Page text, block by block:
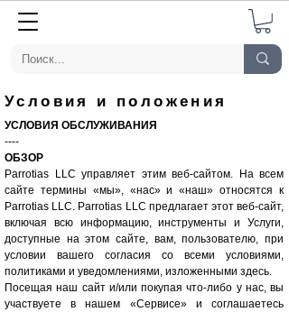
Условия и положения
УСЛОВИЯ ОБСЛУЖИВАНИЯ
----
ОБЗОР
Parrotias LLC управляет этим веб-сайтом. На всем
сайте термины «мы», «нас» и «наш» относятся к
Parrotias LLC. Parrotias LLC предлагает этот веб-сайт,
включая всю информацию, инструменты и Услуги,
доступные на этом сайте, вам, пользователю, при
условии вашего согласия со всеми условиями,
политиками и уведомлениями, изложенными здесь.
Посещая наш сайт и/или покупая что-либо у нас, вы
участвуете в нашем «Сервисе» и соглашаетесь